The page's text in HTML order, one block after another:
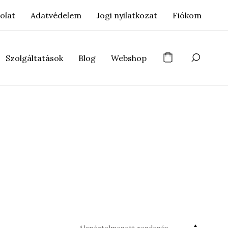
Adatvédelem Jogi nyilatkozat Fiókom
Szolgáltatások Blog Webshop